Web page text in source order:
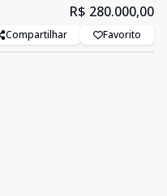
R$ 280.000,00
Compartilhar Favorito